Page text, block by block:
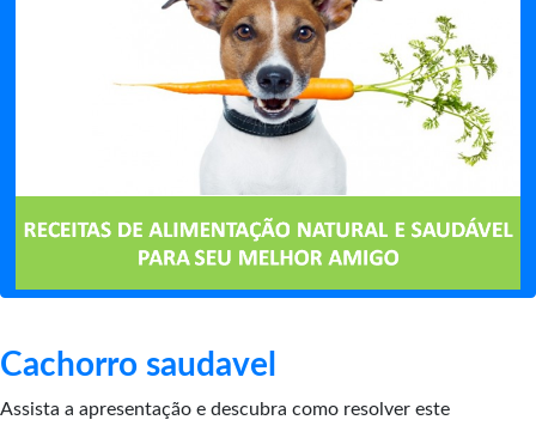
Cachorro saudavel
Assista a apresentação e descubra como resolver este